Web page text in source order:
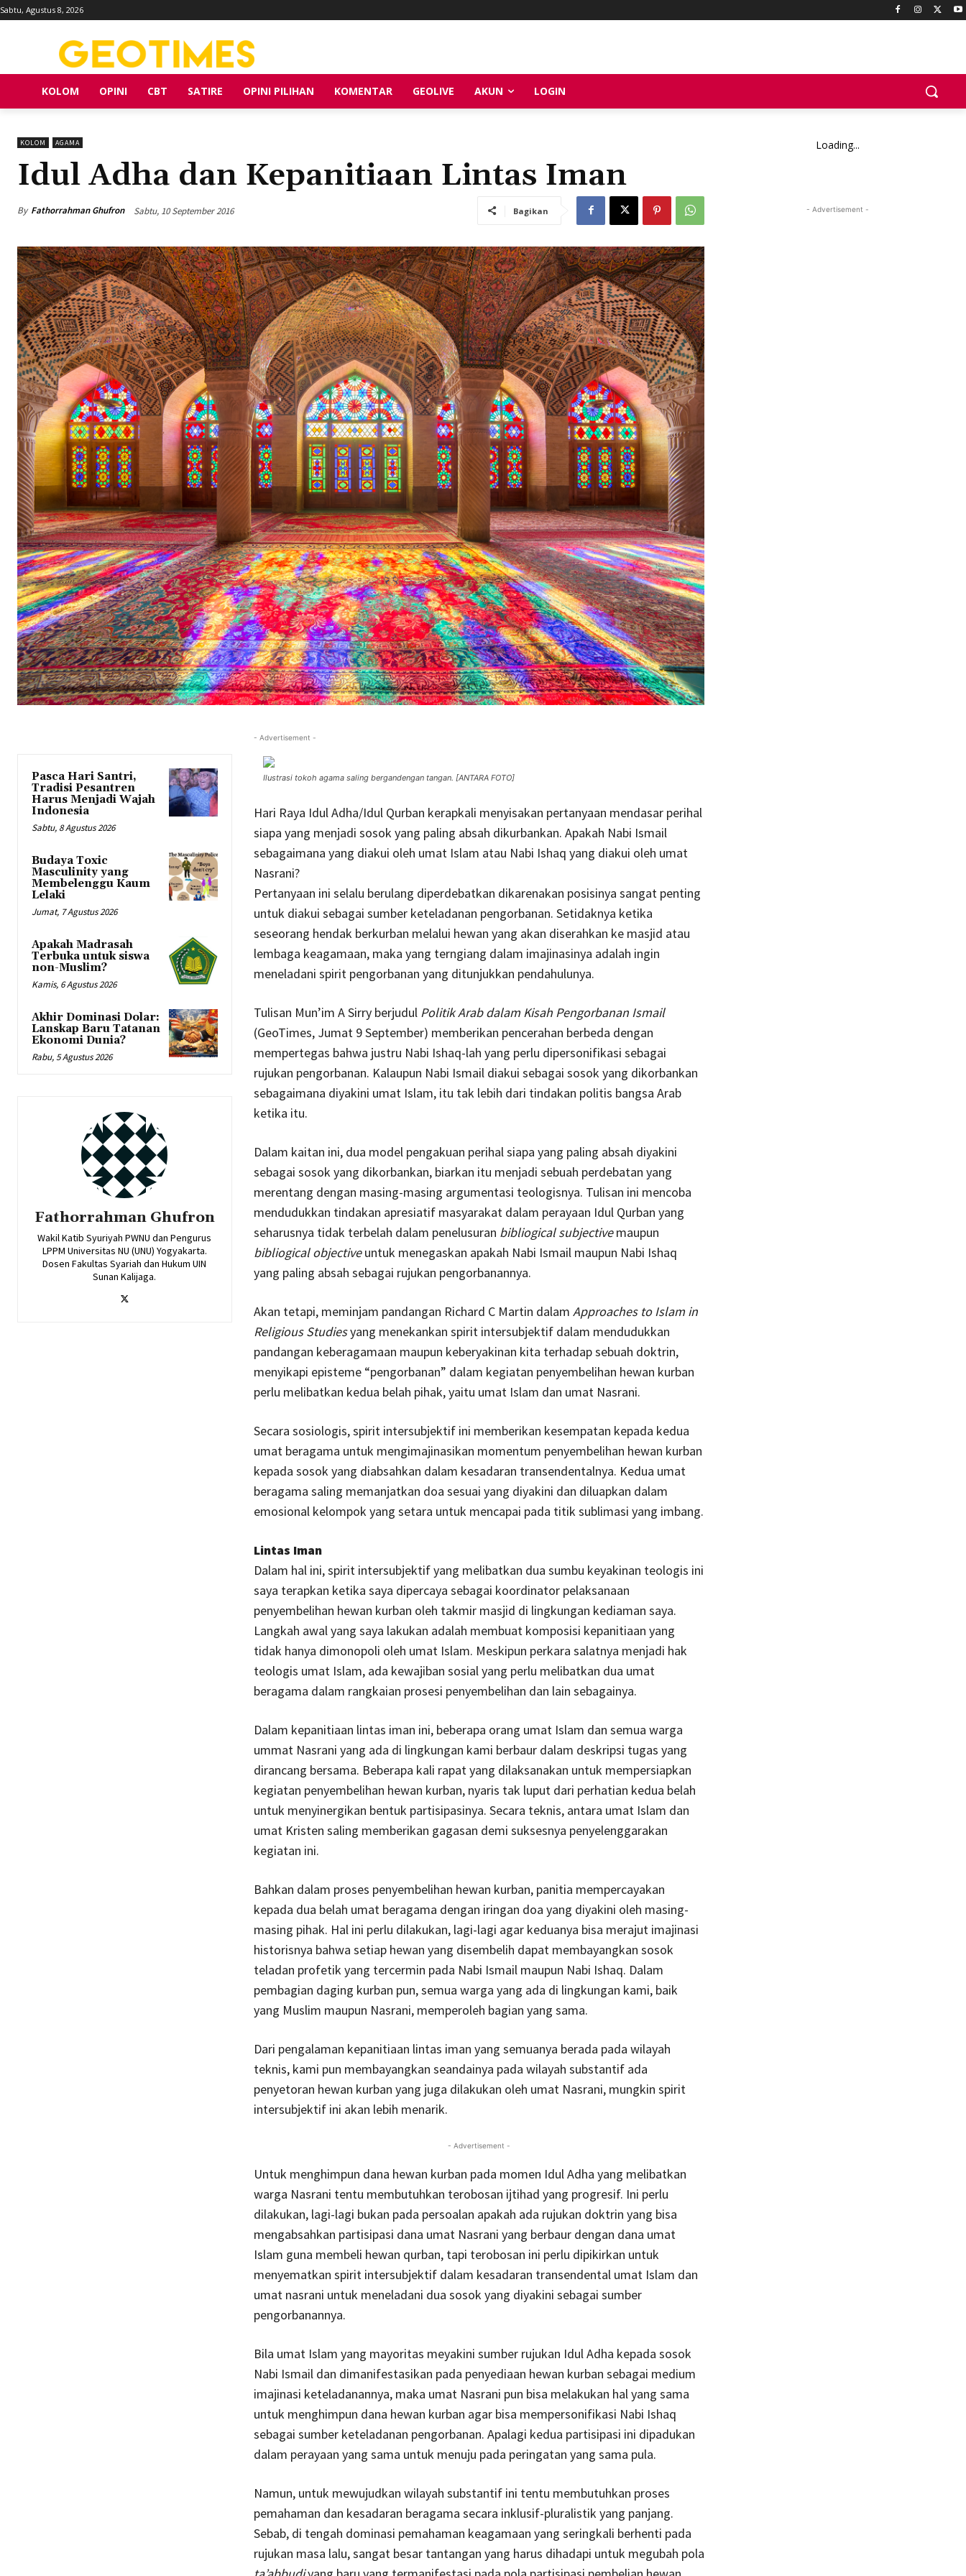
Sabtu, Agustus 8, 2026
KOLOM OPINI CBT SATIRE OPINI PILIHAN KOMENTAR GEOLIVE AKUN LOGIN
KOLOM AGAMA
Idul Adha dan Kepanitiaan Lintas Iman
By Fathorrahman Ghufron Sabtu, 10 September 2016 Bagikan
Pasca Hari Santri,
Tradisi Pesantren
Harus Menjadi Wajah
Indonesia
Sabtu, 8 Agustus 2026
Budaya Toxic
Masculinity yang
Membelenggu Kaum
Lelaki
Jumat, 7 Agustus 2026
Apakah Madrasah
Terbuka untuk siswa
non-Muslim?
Kamis, 6 Agustus 2026
Akhir Dominasi Dolar:
Lanskap Baru Tatanan
Ekonomi Dunia?
Rabu, 5 Agustus 2026
Fathorrahman Ghufron
Wakil Katib Syuriyah PWNU dan Pengurus
LPPM Universitas NU (UNU) Yogyakarta.
Dosen Fakultas Syariah dan Hukum UIN
Sunan Kalijaga.
- Advertisement -
Ilustrasi tokoh agama saling bergandengan tangan. [ANTARA FOTO]
Hari Raya Idul Adha/Idul Qurban kerapkali menyisakan pertanyaan mendasar perihal
siapa yang menjadi sosok yang paling absah dikurbankan. Apakah Nabi Ismail
sebagaimana yang diakui oleh umat Islam atau Nabi Ishaq yang diakui oleh umat
Nasrani?
Pertanyaan ini selalu berulang diperdebatkan dikarenakan posisinya sangat penting
untuk diakui sebagai sumber keteladanan pengorbanan. Setidaknya ketika
seseorang hendak berkurban melalui hewan yang akan diserahkan ke masjid atau
lembaga keagamaan, maka yang terngiang dalam imajinasinya adalah ingin
meneladani spirit pengorbanan yang ditunjukkan pendahulunya.
Tulisan Mun’im A Sirry berjudul Politik Arab dalam Kisah Pengorbanan Ismail
(GeoTimes, Jumat 9 September) memberikan pencerahan berbeda dengan
mempertegas bahwa justru Nabi Ishaq-lah yang perlu dipersonifikasi sebagai
rujukan pengorbanan. Kalaupun Nabi Ismail diakui sebagai sosok yang dikorbankan
sebagaimana diyakini umat Islam, itu tak lebih dari tindakan politis bangsa Arab
ketika itu.
Dalam kaitan ini, dua model pengakuan perihal siapa yang paling absah diyakini
sebagai sosok yang dikorbankan, biarkan itu menjadi sebuah perdebatan yang
merentang dengan masing-masing argumentasi teologisnya. Tulisan ini mencoba
mendudukkan tindakan apresiatif masyarakat dalam perayaan Idul Qurban yang
seharusnya tidak terbelah dalam penelusuran bibliogical subjectivemaupun
bibliogical objectiveuntuk menegaskan apakah Nabi Ismail maupun Nabi Ishaq
yang paling absah sebagai rujukan pengorbanannya.
Akan tetapi, meminjam pandangan Richard C Martin dalam Approaches to Islam in
Religious Studiesyang menekankan spirit intersubjektif dalam mendudukkan
pandangan keberagamaan maupun keberyakinan kita terhadap sebuah doktrin,
menyikapi episteme “pengorbanan” dalam kegiatan penyembelihan hewan kurban
perlu melibatkan kedua belah pihak, yaitu umat Islam dan umat Nasrani.
Secara sosiologis, spirit intersubjektif ini memberikan kesempatan kepada kedua
umat beragama untuk mengimajinasikan momentum penyembelihan hewan kurban
kepada sosok yang diabsahkan dalam kesadaran transendentalnya. Kedua umat
beragama saling memanjatkan doa sesuai yang diyakini dan diluapkan dalam
emosional kelompok yang setara untuk mencapai pada titik sublimasi yang imbang.
Lintas Iman
Dalam hal ini, spirit intersubjektif yang melibatkan dua sumbu keyakinan teologis ini
saya terapkan ketika saya dipercaya sebagai koordinator pelaksanaan
penyembelihan hewan kurban oleh takmir masjid di lingkungan kediaman saya.
Langkah awal yang saya lakukan adalah membuat komposisi kepanitiaan yang
tidak hanya dimonopoli oleh umat Islam. Meskipun perkara salatnya menjadi hak
teologis umat Islam, ada kewajiban sosial yang perlu melibatkan dua umat
beragama dalam rangkaian prosesi penyembelihan dan lain sebagainya.
Dalam kepanitiaan lintas iman ini, beberapa orang umat Islam dan semua warga
ummat Nasrani yang ada di lingkungan kami berbaur dalam deskripsi tugas yang
dirancang bersama. Beberapa kali rapat yang dilaksanakan untuk mempersiapkan
kegiatan penyembelihan hewan kurban, nyaris tak luput dari perhatian kedua belah
untuk menyinergikan bentuk partisipasinya. Secara teknis, antara umat Islam dan
umat Kristen saling memberikan gagasan demi suksesnya penyelenggarakan
kegiatan ini.
Bahkan dalam proses penyembelihan hewan kurban, panitia mempercayakan
kepada dua belah umat beragama dengan iringan doa yang diyakini oleh masing-
masing pihak. Hal ini perlu dilakukan, lagi-lagi agar keduanya bisa merajut imajinasi
historisnya bahwa setiap hewan yang disembelih dapat membayangkan sosok
teladan profetik yang tercermin pada Nabi Ismail maupun Nabi Ishaq. Dalam
pembagian daging kurban pun, semua warga yang ada di lingkungan kami, baik
yang Muslim maupun Nasrani, memperoleh bagian yang sama.
Dari pengalaman kepanitiaan lintas iman yang semuanya berada pada wilayah
teknis, kami pun membayangkan seandainya pada wilayah substantif ada
penyetoran hewan kurban yang juga dilakukan oleh umat Nasrani, mungkin spirit
intersubjektif ini akan lebih menarik.
- Advertisement -
Untuk menghimpun dana hewan kurban pada momen Idul Adha yang melibatkan
warga Nasrani tentu membutuhkan terobosan ijtihad yang progresif. Ini perlu
dilakukan, lagi-lagi bukan pada persoalan apakah ada rujukan doktrin yang bisa
mengabsahkan partisipasi dana umat Nasrani yang berbaur dengan dana umat
Islam guna membeli hewan qurban, tapi terobosan ini perlu dipikirkan untuk
menyematkan spirit intersubjektif dalam kesadaran transendental umat Islam dan
umat nasrani untuk meneladani dua sosok yang diyakini sebagai sumber
pengorbanannya.
Bila umat Islam yang mayoritas meyakini sumber rujukan Idul Adha kepada sosok
Nabi Ismail dan dimanifestasikan pada penyediaan hewan kurban sebagai medium
imajinasi keteladanannya, maka umat Nasrani pun bisa melakukan hal yang sama
untuk menghimpun dana hewan kurban agar bisa mempersonifikasi Nabi Ishaq
sebagai sumber keteladanan pengorbanan. Apalagi kedua partisipasi ini dipadukan
dalam perayaan yang sama untuk menuju pada peringatan yang sama pula.
Namun, untuk mewujudkan wilayah substantif ini tentu membutuhkan proses
pemahaman dan kesadaran beragama secara inklusif-pluralistik yang panjang.
Sebab, di tengah dominasi pemahaman keagamaan yang seringkali berhenti pada
rujukan masa lalu, sangat besar tantangan yang harus dihadapi untuk megubah pola
Loading...
- Advertisement -